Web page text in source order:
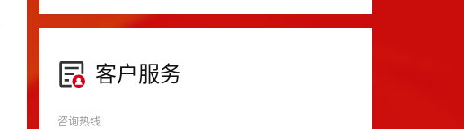
客户服务
咨询热线